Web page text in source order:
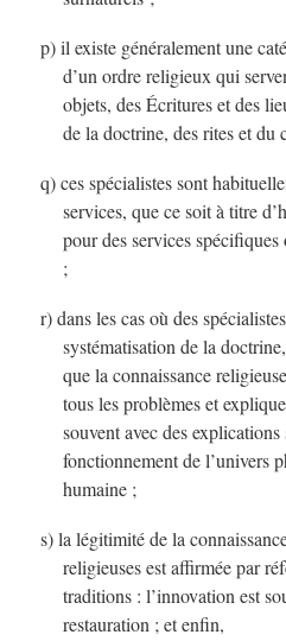
p) il existe généralement une
d’un ordre religieux qui
objets, des Écritures et des
de la doctrine, des rites et du
q) ces spécialistes sont
services, que ce soit à titre
pour des services
;
r) dans les cas où des
systématisation de la
que la connaissance
tous les problèmes et
souvent avec des
fonctionnement de l’univers
humaine ;
s) la légitimité de la
religieuses est affirmée par
traditions : l’innovation est
restauration ; et enfin,